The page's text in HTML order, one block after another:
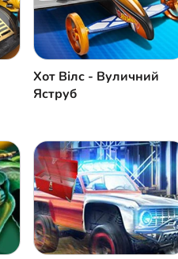
Хот Вілс - Вуличний
Яструб